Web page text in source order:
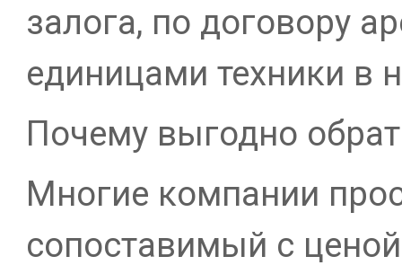
залога, по договору
единицами техники в
Почему выгодно
Многие компании
сопоставимый с